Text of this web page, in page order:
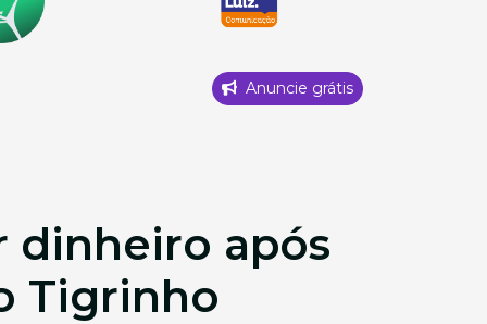
Anuncie grátis
dinheiro após
Tigrinho